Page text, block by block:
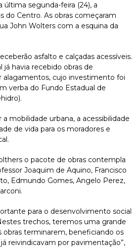
última segunda-feira (24), a
do Centro. As obras começaram
John Wolters com a esquina da
asfalto e calçadas acessíveis.
havia recebido obras de
alagamentos, cujo investimento foi
verba do Fundo Estadual de
a mobilidade urbana, a acessibilidade
de vida para os moradores e
o pacote de obras contempla
Joaquim de Aquino, Francisco
Edmundo Gomes, Angelo Perez,
para o desenvolvimento social
trechos, teremos uma grande
obras terminarem, beneficiando os
reivindicavam por pavimentação”,